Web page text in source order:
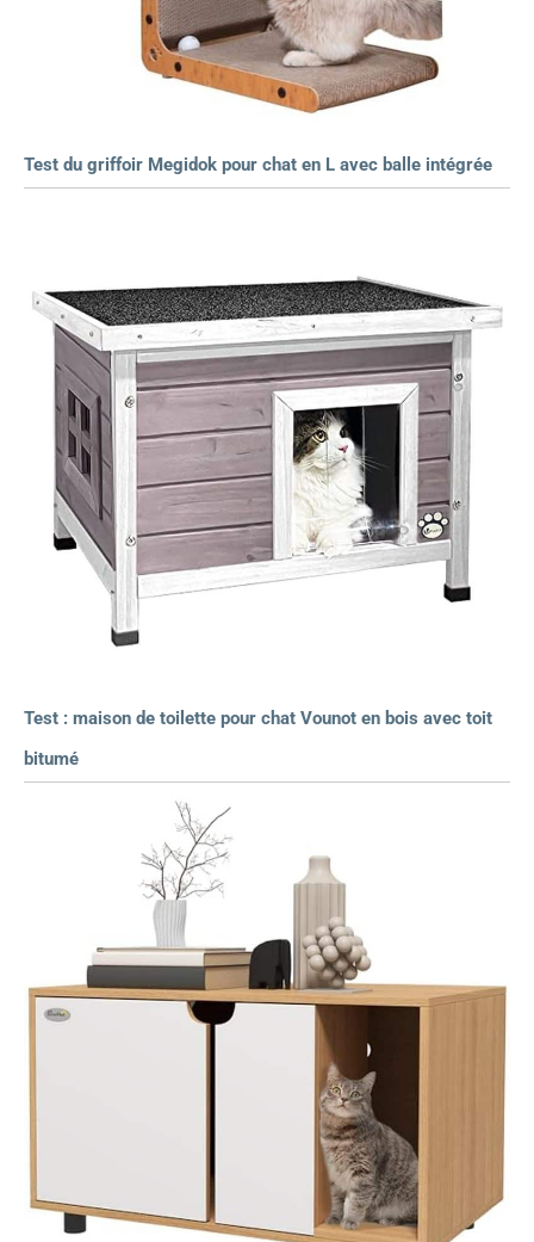
Test du griffoir Megidok pour chat en L avec balle intégrée
Test : maison de toilette pour chat Vounot en bois avec toit
bitumé